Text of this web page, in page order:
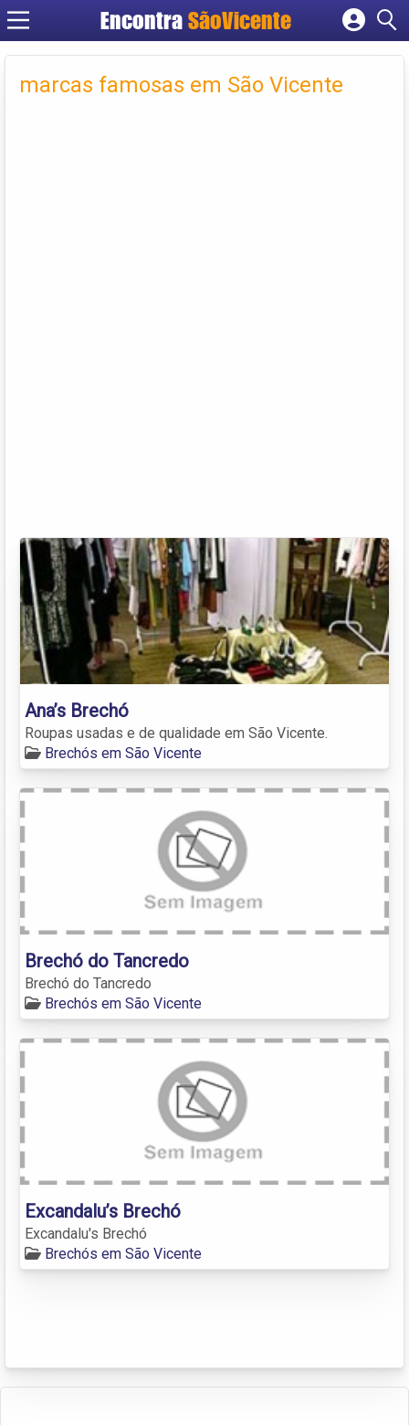
Encontra SãoVicente
Cadastrar empresa
Fazer login
Criar conta
marcas famosas em São Vicente
Ana’s Brechó
Roupas usadas e de qualidade em São Vicente.
Brechós em São Vicente
Brechó do Tancredo
Brechó do Tancredo
Brechós em São Vicente
Excandalu’s Brechó
Excandalu's Brechó
Brechós em São Vicente